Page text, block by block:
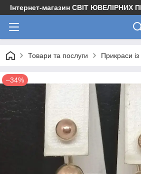
Інтернет-магазин СВІТ ЮВЕЛІРНИХ
Товари та послуги Прикраси із
–34%